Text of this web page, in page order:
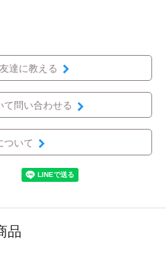
達に教える
て問い合わせる
ついて
品